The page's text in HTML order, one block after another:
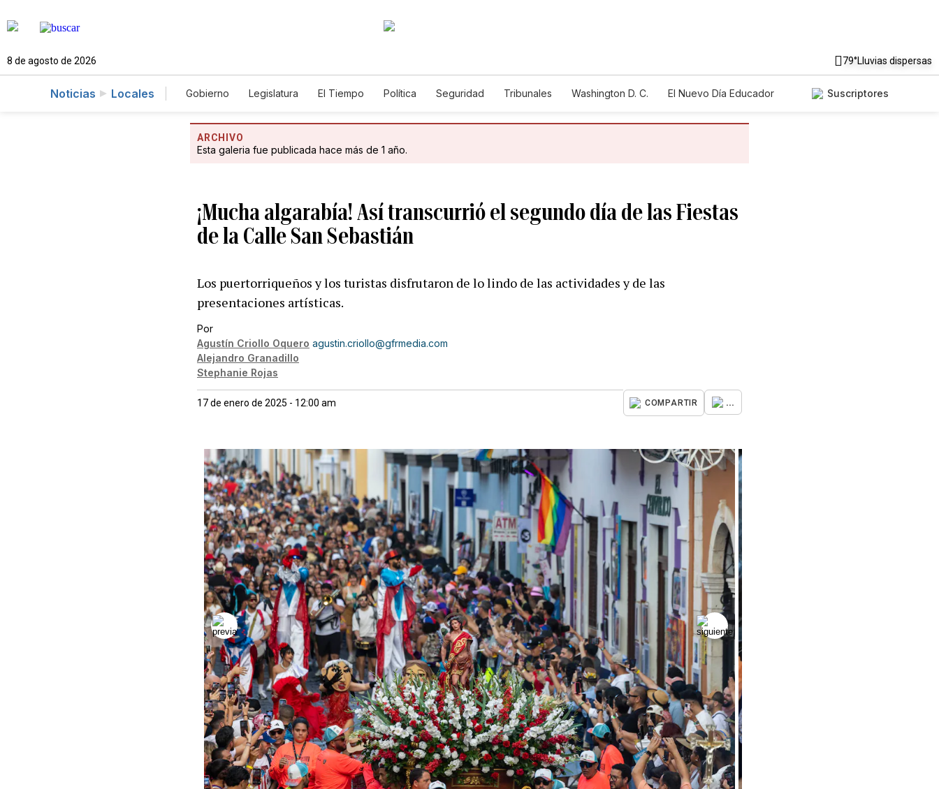
8 de agosto de 2026 79°Lluvias dispersas
Noticias Locales Gobierno Legislatura El Tiempo Política Seguridad Tribunales Washington D. C.
El Nuevo Día Educador
Suscriptores
ARCHIVO
Esta galeria fue publicada hace más de 1 año.
¡Mucha algarabía! Así transcurrió el segundo día de las Fiestas
de la Calle San Sebastián
Los puertorriqueños y los turistas disfrutaron de lo lindo de las actividades y de las
presentaciones artísticas.
Por
Agustín Criollo Oquero agustin.criollo@gfrmedia.com
Alejandro Granadillo
Stephanie Rojas
17 de enero de 2025 - 12:00 am COMPARTIR ...